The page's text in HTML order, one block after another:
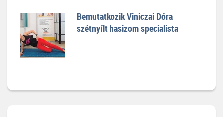
Bemutatkozik Viniczai Dóra
szétnyílt hasizom specialista